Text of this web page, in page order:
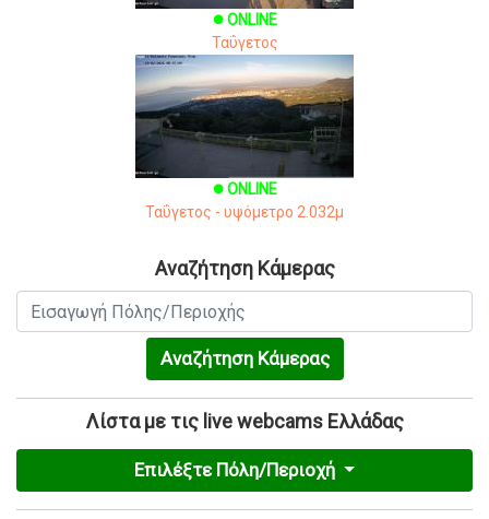
brightness_1 ONLINE
Ταΰγετος
brightness_1 ONLINE
Ταΰγετος - υψόμετρο 2.032μ
Αναζήτηση Κάμερας
Αναζήτηση Κάμερας
Λίστα με τις live webcams Ελλάδας
Επιλέξτε Πόλη/Περιοχή